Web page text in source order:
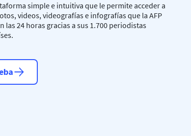
simple e intuitiva que le permite acceder a
videos, videografías e infografías que la AFP
las 24 horas gracias a sus 1.700 periodistas